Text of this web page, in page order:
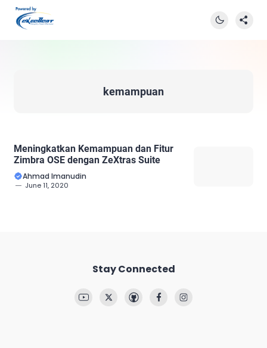
kemampuan
Meningkatkan Kemampuan dan Fitur
Zimbra OSE dengan ZeXtras Suite
Ahmad Imanudin
June 11, 2020
Stay Connected